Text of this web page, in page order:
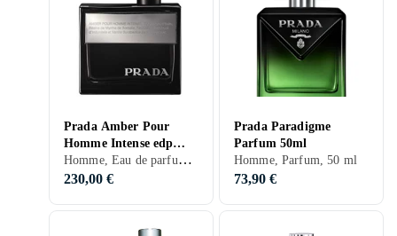
Prada Amber Pour
Homme Intense edp
100ml
Homme, Eau de parfum, 100 ml, Amber, Bois de santal, Fèves tonka, Neroli, Fleur d'oranger, Bergamote, Benjoin, Labdanum, Myrrhe, Poivre, Patchouli, Safran, Cuir, Vanille, Ambre gris, Iris, Géranium
230,00 €
Prada Paradigme
Parfum 50ml
Homme, Parfum, 50 ml
73,90 €